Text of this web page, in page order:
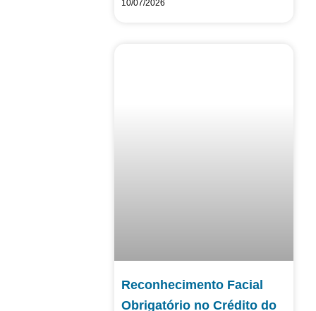
10/07/2026
Reconhecimento Facial
Obrigatório no Crédito do